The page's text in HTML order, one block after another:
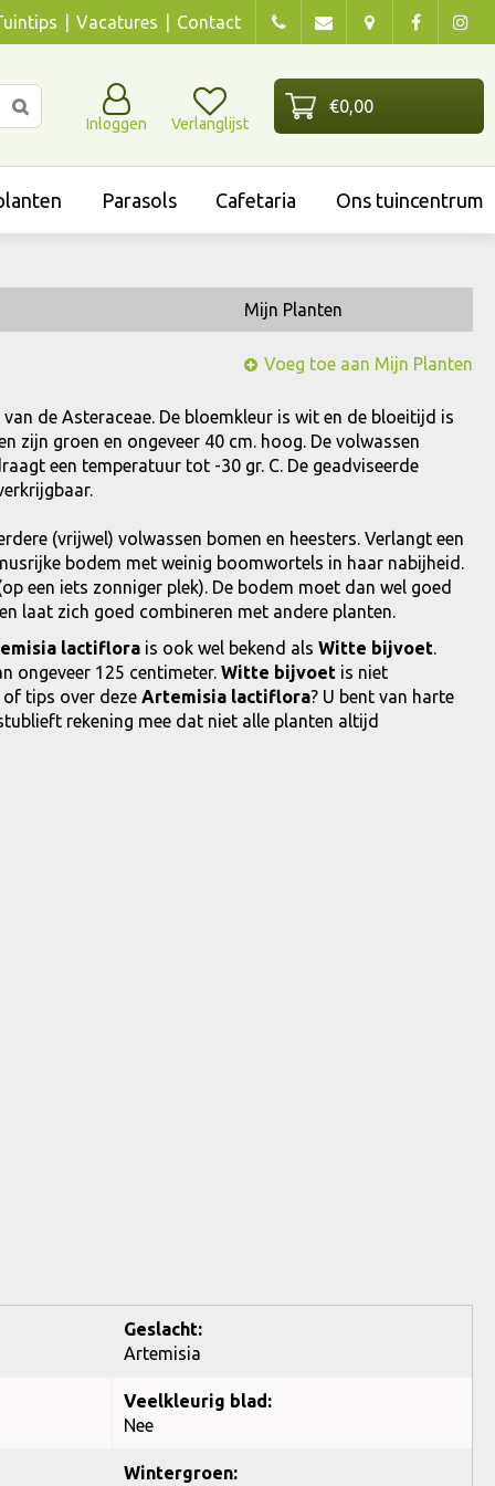
Vacatures Contact
Inloggen Verlanglijst
Parasols Cafetaria Ons tuincentrum
Mijn Planten
Voeg toe aan Mijn Planten
de Asteraceae. De bloemkleur is wit en de bloeitijd is
zijn groen en ongeveer 40 cm. hoog. De volwassen
een temperatuur tot -30 gr. C. De geadviseerde
(vrijwel) volwassen bomen en heesters. Verlangt een
bodem met weinig boomwortels in haar nabijheid.
een iets zonniger plek). De bodem moet dan wel goed
laat zich goed combineren met andere planten.
lactiflorais ook wel bekend als Witte bijvoet.
ongeveer 125 centimeter. Witte bijvoet is niet
tips over deze Artemisia lactiflora? U bent van harte
rekening mee dat niet alle planten altijd
Geslacht:
Artemisia
Veelkleurig blad:
Nee
Wintergroen: